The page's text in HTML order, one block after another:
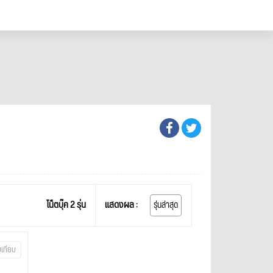
โน็ตบุ๊ค 2 รุ่น แสดงผล : รุ่นล่าสุด
ทียบ